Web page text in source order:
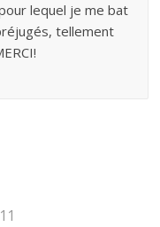
lequel je me bat
tellement